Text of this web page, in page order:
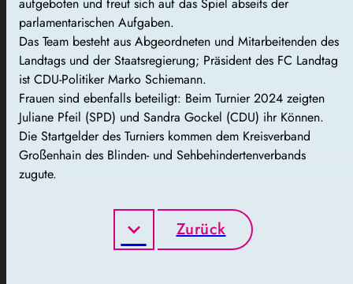
aufgeboten und freut sich auf das Spiel abseits der
parlamentarischen Aufgaben.
Das Team besteht aus Abgeordneten und Mitarbeitenden des
Landtags und der Staatsregierung; Präsident des FC Landtag
ist CDU-Politiker Marko Schiemann.
Frauen sind ebenfalls beteiligt: Beim Turnier 2024 zeigten
Juliane Pfeil (SPD) und Sandra Gockel (CDU) ihr Können.
Die Startgelder des Turniers kommen dem Kreisverband
Großenhain des Blinden- und Sehbehindertenverbands
zugute.
Zurück